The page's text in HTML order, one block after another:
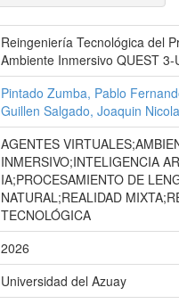
Reingeniería Tecnológica del
Ambiente Inmersivo QUEST 3-
Pintado Zumba, Pablo
Guillen Salgado, Joaquin
AGENTES
INMERSIVO;INTELIGENCIA
IA;PROCESAMIENTO DE
NATURAL;REALIDAD
TECNOLÓGICA
2026
Universidad del Azuay